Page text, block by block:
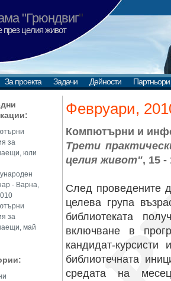
"Грюндвиг"
целия живот
За проекта Задачи Дейности Партньори
Февруари,
Компютърни и
Трети
целия живот", 15 -
След проведените
целева група
библиотеката
включване в
кандидат-
библиотечната
средата на
за
юли
- Варна,
за
май